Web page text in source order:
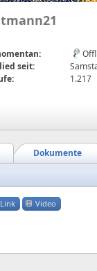
seit:
1.217
Dokumente
Link Video